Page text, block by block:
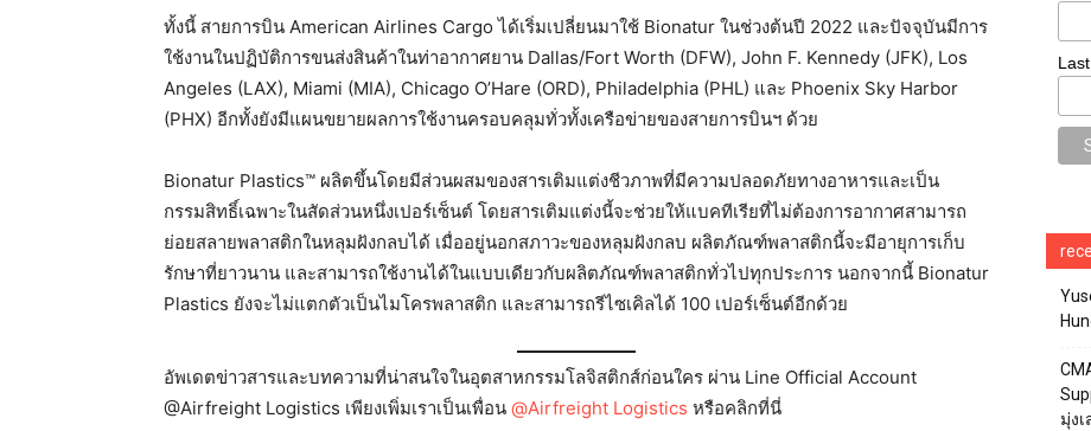
ทั้งนี้ สายการบิน American Airlines Cargo ได้เริ่มเปลี่ยนมาใช้ Bionatur ในช่วงต้นปี 2022 และปัจจุบันมีการ
ใช้งานในปฏิบัติการขนส่งสินค้าในท่าอากาศยาน Dallas/Fort Worth (DFW), John F. Kennedy (JFK), Los
Angeles (LAX), Miami (MIA), Chicago O’Hare (ORD), Philadelphia (PHL) และ Phoenix Sky Harbor
(PHX) อีกทั้งยังมีแผนขยายผลการใช้งานครอบคลุมทั่วทั้งเครือข่ายของสายการบินฯ ด้วย
Bionatur Plastics™ ผลิตขึ้นโดยมีส่วนผสมของสารเติมแต่งชีวภาพที่มีความปลอดภัยทางอาหารและเป็น
กรรมสิทธิ์เฉพาะในสัดส่วนหนึ่งเปอร์เซ็นต์ โดยสารเติมแต่งนี้จะช่วยให้แบคทีเรียที่ไม่ต้องการอากาศสามารถ
ย่อยสลายพลาสติกในหลุมฝังกลบได้ เมื่ออยู่นอกสภาวะของหลุมฝังกลบ ผลิตภัณฑ์พลาสติกนี้จะมีอายุการเก็บ
รักษาที่ยาวนาน และสามารถใช้งานได้ในแบบเดียวกับผลิตภัณฑ์พลาสติกทั่วไปทุกประการ นอกจากนี้ Bionatur
Plastics ยังจะไม่แตกตัวเป็นไมโครพลาสติก และสามารถรีไซเคิลได้ 100 เปอร์เซ็นต์อีกด้วย
อัพเดตข่าวสารและบทความที่น่าสนใจในอุตสาหกรรมโลจิสติกส์ก่อนใคร ผ่าน Line Official Account
@Airfreight Logistics เพียงเพิ่มเราเป็นเพื่อน @Airfreight Logistics หรือคลิกที่นี่
มุ่ง